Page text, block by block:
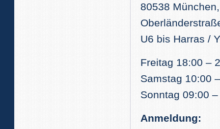
80538
U6 bis Harras /
Freitag 18:00 –
Samstag 10:00
Sonntag 09:00
Anmeldung: